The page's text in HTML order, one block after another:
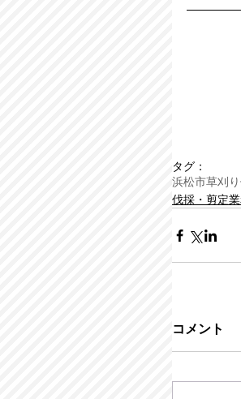
タグ：
浜松市草刈り
伐採・剪定
コメント